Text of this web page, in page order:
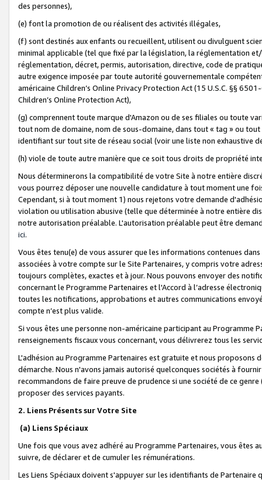
des personnes),
(e) font la promotion de ou réalisent des activités illégales,
(f) sont destinés aux enfants ou recueillent, utilisent ou divulguent
minimal applicable (tel que fixé par la législation, la réglementation
réglementation, décret, permis, autorisation, directive, code de
autre exigence imposée par toute autorité gouvernementale
américaine Children’s Online Privacy Protection Act (15 U.S.C. §§
Children’s Online Protection Act),
(g) comprennent toute marque d'Amazon ou de ses filiales ou toute
tout nom de domaine, nom de sous-domaine, dans tout « tag » ou
identifiant sur tout site de réseau social (voir une liste non exhaustive
(h) viole de toute autre manière que ce soit tous droits de propriété
Nous déterminerons la compatibilité de votre Site à notre entière
vous pourrez déposer une nouvelle candidature à tout moment une
Cependant, si à tout moment 1) nous rejetons votre demande
violation ou utilisation abusive (telle que déterminée à notre entière
notre autorisation préalable. L'autorisation préalable peut être
ici.
Vous êtes tenu(e) de vous assurer que les informations contenues
associées à votre compte sur le Site Partenaires, y compris votre
toujours complètes, exactes et à jour. Nous pouvons envoyer des
concernant le Programme Partenaires et l'Accord à l’adresse
toutes les notifications, approbations et autres communications
compte n’est plus valide.
Si vous êtes une personne non-américaine participant au
renseignements fiscaux vous concernant, vous délivrerez tous les
L'adhésion au Programme Partenaires est gratuite et nous proposons
démarche. Nous n'avons jamais autorisé quelconques sociétés à
recommandons de faire preuve de prudence si une société de ce
proposer des services payants.
2. Liens Présents sur Votre Site
(a) Liens Spéciaux
Une fois que vous avez adhéré au Programme Partenaires, vous êtes
suivre, de déclarer et de cumuler les rémunérations.
Les Liens Spéciaux doivent s'appuyer sur les identifiants de Partenaire